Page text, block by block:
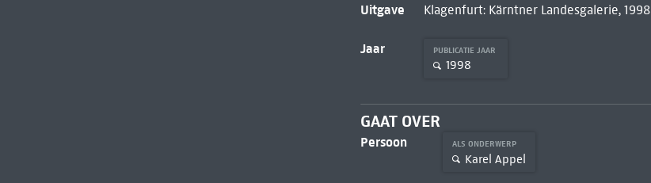
Uitgave Klagenfurt: Kärntner Landesgalerie, 1998
Jaar PUBLICATIE JAAR
1998
GAAT OVER
Persoon ALS ONDERWERP
Karel Appel